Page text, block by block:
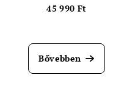
45 990 Ft
Bővebben